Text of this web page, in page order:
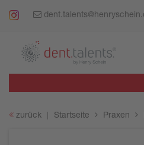
zurück Startseite Praxen